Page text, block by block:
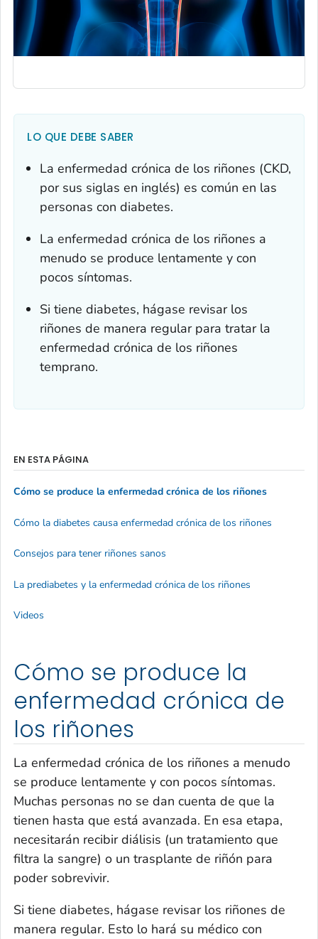
LO QUE DEBE SABER
La enfermedad crónica de los riñones (CKD,
por sus siglas en inglés) es común en las
personas con diabetes.
La enfermedad crónica de los riñones a
menudo se produce lentamente y con
pocos síntomas.
Si tiene diabetes, hágase revisar los
riñones de manera regular para tratar la
enfermedad crónica de los riñones
temprano.
Cómo se produce la
enfermedad crónica de
los riñones
La enfermedad crónica de los riñones a menudo
se produce lentamente y con pocos síntomas.
Muchas personas no se dan cuenta de que la
tienen hasta que está avanzada. En esa etapa,
necesitarán recibir diálisis (un tratamiento que
filtra la sangre) o un trasplante de riñón para
poder sobrevivir.
Si tiene diabetes, hágase revisar los riñones de
manera regular. Esto lo hará su médico con
EN ESTA PÁGINA
Cómo se produce la enfermedad crónica de los riñones
Cómo la diabetes causa enfermedad crónica de los riñones
Consejos para tener riñones sanos
La prediabetes y la enfermedad crónica de los riñones
Videos